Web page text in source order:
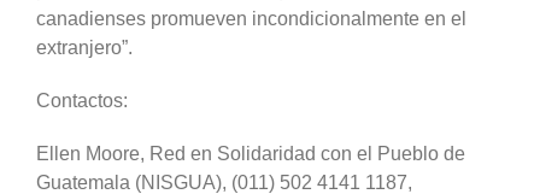
canadienses promueven incondicionalmente en el
extranjero”.
Contactos:
Ellen Moore, Red en Solidaridad con el Pueblo de
Guatemala (NISGUA), (011) 502 4141 1187,